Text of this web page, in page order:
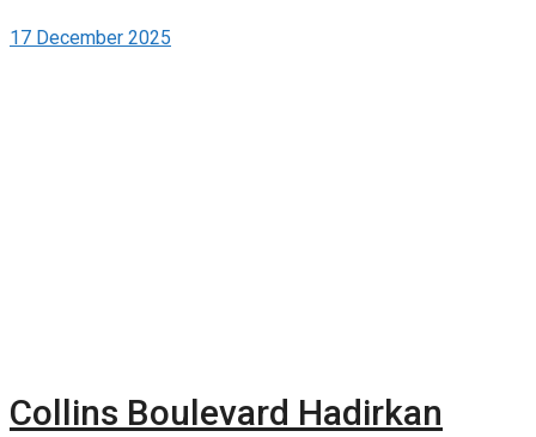
17 December 2025
Collins Boulevard Hadirkan